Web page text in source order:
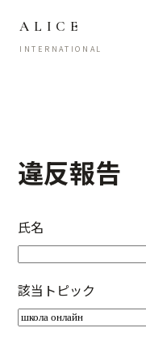
ALICE
INTERNATIONAL
違反報告
氏名
該当トピック